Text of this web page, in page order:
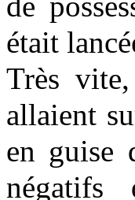
était
Très
allaient
en guise
négatifs